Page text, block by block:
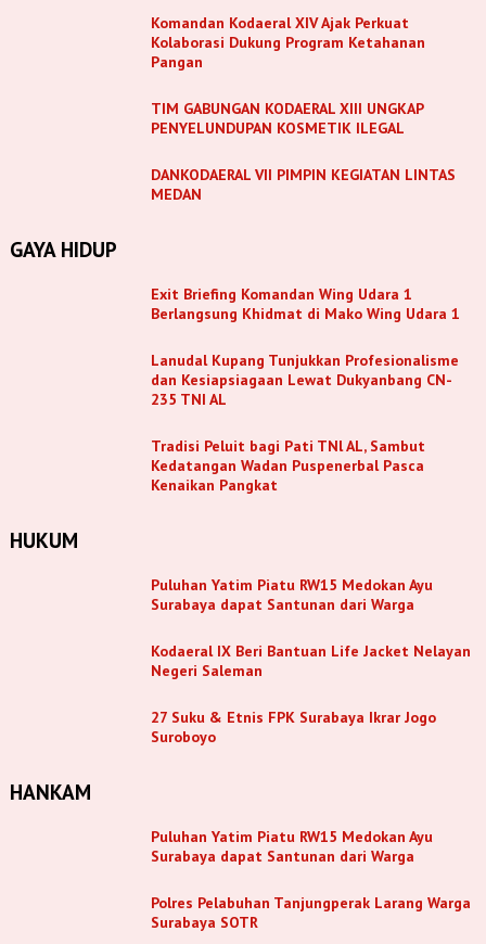
Komandan Kodaeral XIV Ajak Perkuat
Kolaborasi Dukung Program Ketahanan
Pangan
TIM GABUNGAN KODAERAL XIII UNGKAP
PENYELUNDUPAN KOSMETIK ILEGAL
DANKODAERAL VII PIMPIN KEGIATAN LINTAS
MEDAN
GAYA HIDUP
Exit Briefing Komandan Wing Udara 1
Berlangsung Khidmat di Mako Wing Udara 1
Lanudal Kupang Tunjukkan Profesionalisme
dan Kesiapsiagaan Lewat Dukyanbang CN-
235 TNI AL
Tradisi Peluit bagi Pati TNl AL, Sambut
Kedatangan Wadan Puspenerbal Pasca
Kenaikan Pangkat
HUKUM
Puluhan Yatim Piatu RW15 Medokan Ayu
Surabaya dapat Santunan dari Warga
Kodaeral IX Beri Bantuan Life Jacket Nelayan
Negeri Saleman
27 Suku & Etnis FPK Surabaya Ikrar Jogo
Suroboyo
HANKAM
Puluhan Yatim Piatu RW15 Medokan Ayu
Surabaya dapat Santunan dari Warga
Polres Pelabuhan Tanjungperak Larang Warga
Surabaya SOTR